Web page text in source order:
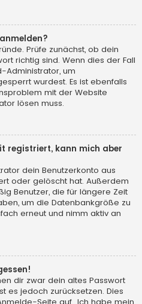
Prüfe zunächst, ob dein
richtig sind. Wenn dies der Fall
Administrator, um
wurdest. Es ist ebenfalls
mit der Website
lösen muss.
registriert, kann mich aber
dein Benutzerkonto aus
oder gelöscht hat. Außerdem
Benutzer, die für längere Zeit
um die Datenbankgröße zu
erneut und nimm aktiv an
dir zwar dein altes Passwort
es jedoch zurücksetzen. Dies